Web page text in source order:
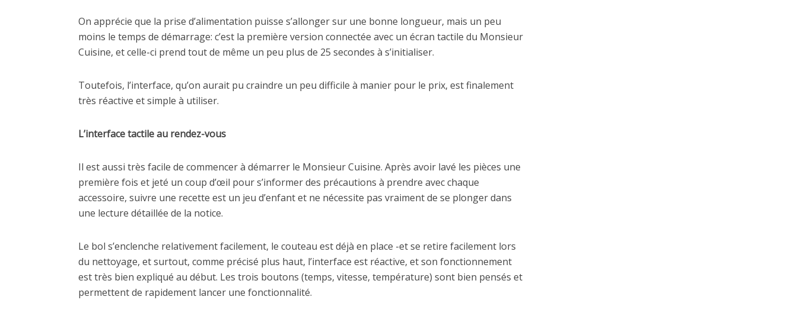
On apprécie que la prise d’alimentation puisse s’allonger sur une bonne longueur, mais un peu
moins le temps de démarrage: c’est la première version connectée avec un écran tactile du Monsieur
Cuisine, et celle-ci prend tout de même un peu plus de 25 secondes à s’initialiser.
Toutefois, l’interface, qu’on aurait pu craindre un peu difficile à manier pour le prix, est finalement
très réactive et simple à utiliser.
L’interface tactile au rendez-vous
Il est aussi très facile de commencer à démarrer le Monsieur Cuisine. Après avoir lavé les pièces une
première fois et jeté un coup d’œil pour s’informer des précautions à prendre avec chaque
accessoire, suivre une recette est un jeu d’enfant et ne nécessite pas vraiment de se plonger dans
une lecture détaillée de la notice.
Le bol s’enclenche relativement facilement, le couteau est déjà en place -et se retire facilement lors
du nettoyage, et surtout, comme précisé plus haut, l’interface est réactive, et son fonctionnement
est très bien expliqué au début. Les trois boutons (temps, vitesse, température) sont bien pensés et
permettent de rapidement lancer une fonctionnalité.